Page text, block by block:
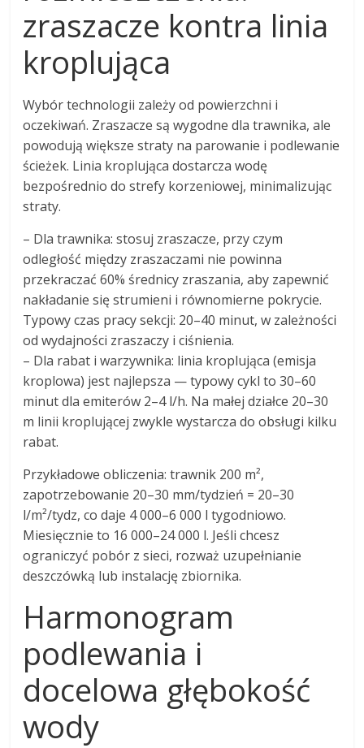
zraszacze kontra linia
kroplująca
Wybór technologii zależy od powierzchni i
oczekiwań. Zraszacze są wygodne dla trawnika, ale
powodują większe straty na parowanie i podlewanie
ścieżek. Linia kroplująca dostarcza wodę
bezpośrednio do strefy korzeniowej, minimalizując
straty.
– Dla trawnika: stosuj zraszacze, przy czym
odległość między zraszaczami nie powinna
przekraczać 60% średnicy zraszania, aby zapewnić
nakładanie się strumieni i równomierne pokrycie.
Typowy czas pracy sekcji: 20–40 minut, w zależności
od wydajności zraszaczy i ciśnienia.
– Dla rabat i warzywnika: linia kroplująca (emisja
kroplowa) jest najlepsza — typowy cykl to 30–60
minut dla emiterów 2–4 l/h. Na małej działce 20–30
m linii kroplującej zwykle wystarcza do obsługi kilku
rabat.
Przykładowe obliczenia: trawnik 200 m²,
zapotrzebowanie 20–30 mm/tydzień = 20–30
l/m²/tydz, co daje 4 000–6 000 l tygodniowo.
Miesięcznie to 16 000–24 000 l. Jeśli chcesz
ograniczyć pobór z sieci, rozważ uzupełnianie
deszczówką lub instalację zbiornika.
Harmonogram
podlewania i
docelowa głębokość
wody